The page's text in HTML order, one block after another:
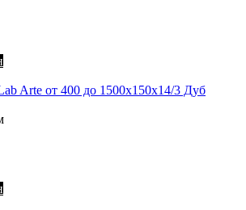
Arte от 400 до 1500х150х14/3 Дуб